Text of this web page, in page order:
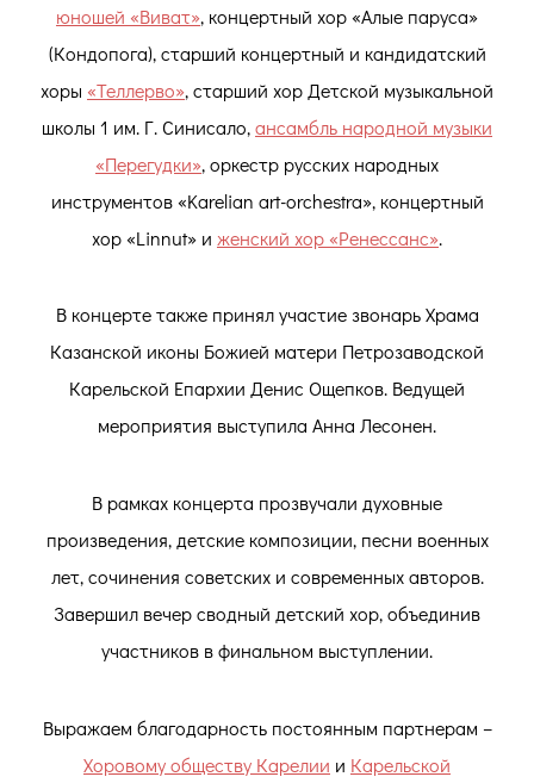
юношей «Виват», концертный хор «Алые паруса»
(Кондопога), старший концертный и кандидатский
хоры «Теллерво», старший хор Детской музыкальной
школы 1 им. Г. Синисало,ансамбль народной музыки
«Перегудки», оркестр русских народных
инструментов «Karelian art-orchestra», концертный
хор «Linnut» и женский хор «Ренессанс».
В концерте также принял участие звонарь Храма
Казанской иконы Божией матери Петрозаводской
Карельской Епархии Денис Ощепков. Ведущей
мероприятия выступила Анна Лесонен.
В рамках концерта прозвучали духовные
произведения, детские композиции, песни военных
лет, сочинения советских и современных авторов.
Завершил вечер сводный детский хор, объединив
участников в финальном выступлении.
Выражаем благодарность постоянным партнерам –
Хоровому обществу Карелии и Карельской